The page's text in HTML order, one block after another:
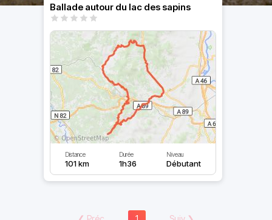
Ballade autour du lac des sapins
Distance
101 km
Durée
1h36
Niveau
Débutant